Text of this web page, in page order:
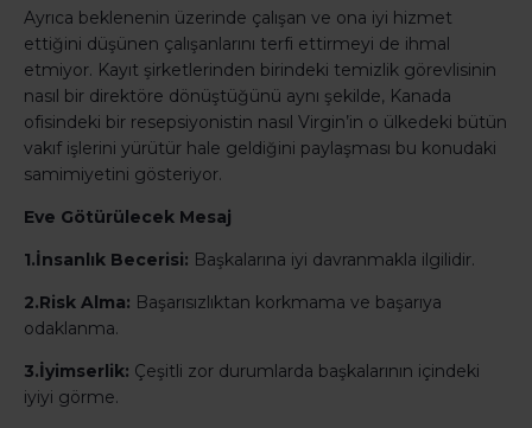
Ayrıca beklenenin üzerinde çalışan ve ona iyi hizmet
ettiğini düşünen çalışanlarını terfi ettirmeyi de ihmal
etmiyor. Kayıt şirketlerinden birindeki temizlik görevlisinin
nasıl bir direktöre dönüştüğünü aynı şekilde, Kanada
ofisindeki bir resepsiyonistin nasıl Virgin’in o ülkedeki bütün
vakıf işlerini yürütür hale geldiğini paylaşması bu konudaki
samimiyetini gösteriyor.
Eve Götürülecek Mesaj
1.İnsanlık Becerisi: Başkalarına iyi davranmakla ilgilidir.
2.Risk Alma: Başarısızlıktan korkmama ve başarıya
odaklanma.
3.İyimserlik: Çeşitli zor durumlarda başkalarının içindeki
iyiyi görme.